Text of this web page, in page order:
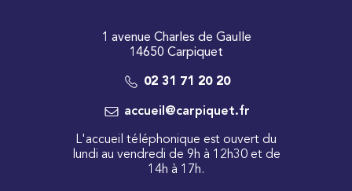
1 avenue Charles de Gaulle
14650 Carpiquet
02 31 71 20 20
accueil@carpiquet.fr
L'accueil téléphonique est ouvert du
lundi au vendredi de 9h à 12h30 et de
14h à 17h.